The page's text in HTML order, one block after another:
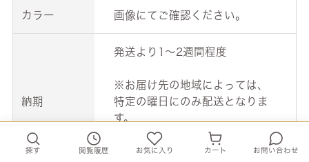
カラー 画像にてご確認ください。
納期
発送より1～2週間程度
※お届け先の地域によっては、
特定の曜日にのみ配送となりま
す。
お急ぎの際は事前にお問合せ下
さい。
探す 閲覧履歴 お気に入り カート お問い合わせ